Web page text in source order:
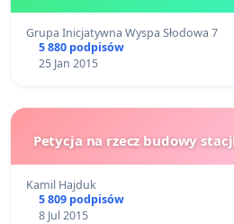
Grupa Inicjatywna Wyspa Słodowa 7
5 880 podpisów
25 Jan 2015
Petycja na rzecz budowy
Kamil Hajduk
5 809 podpisów
8 Jul 2015